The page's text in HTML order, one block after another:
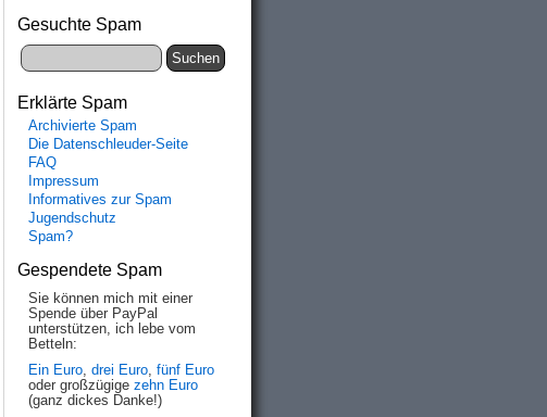
Gesuchte Spam
Erklärte Spam
Archivierte Spam
Die Datenschleuder-Seite
FAQ
Impressum
Informatives zur Spam
Jugendschutz
Spam?
Gespendete Spam
Sie können mich mit einer
Spende über PayPal
unterstützen, ich lebe vom
Betteln:
Ein Euro, drei Euro, fünf Euro
oder großzügige zehn Euro
(ganz dickes Danke!)